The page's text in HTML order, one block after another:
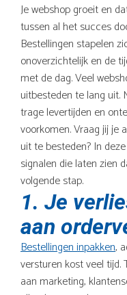
Je webshop groeit en
tussen al het succes
Bestellingen stapelen
onoverzichtelijk en de
met de dag. Veel
uitbesteden te lang uit.
trage levertijden en
voorkomen. Vraag jij
uit te besteden? In
signalen die laten zien
volgende stap.
1. Je
aan
Bestellingen inpakken,
versturen kost veel tijd.
aan marketing,